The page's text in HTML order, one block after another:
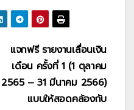
แจกฟรี รายงานเลื่อนเงิน
เดือน ครั้งที่ 1 (1 ตุลาคม
2565 – 31 มีนาคม 2566)
แบบให้สอดคล้องกับ